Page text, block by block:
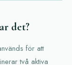
det?
för att
två aktiva